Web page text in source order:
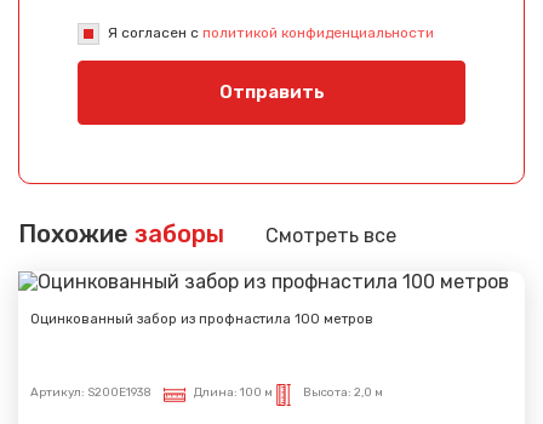
Я согласен с политикой конфиденциальности
Отправить
Похожие заборы Смотреть все
Оцинкованный забор из профнастила 100 метров
Артикул: S200E1938 Длина: 100 м Высота: 2,0 м